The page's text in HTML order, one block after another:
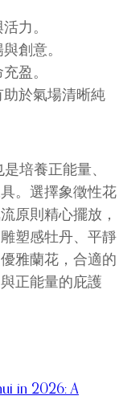
力。
創意。
盈。
助於氣場清晰純
培養正能量、
。選擇象徵性花
原則精心擺放，
塑感牡丹、平靜
雅蘭花，合適的
正能量的庇護
in 2026: A